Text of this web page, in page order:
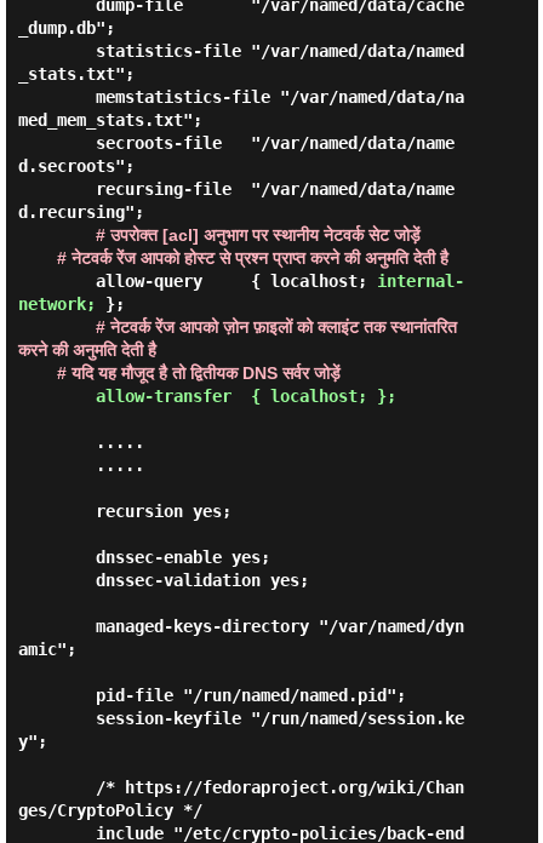
_dump.db";
_stats.txt";
med_mem_stats.txt";
d.secroots";
d.recursing";
# उपरोक्त [acl] अनुभाग पर स्थानीय नेटवर्क सेट जोड़ें
        # नेटवर्क रेंज आपको होस्ट से प्रश्न प्राप्त करने की अनुमति देती है
        allow-query     { localhost;
internal-
network; };
# नेटवर्क रेंज आपको ज़ोन फ़ाइलों को क्लाइंट तक स्थानांतरित
करने की अनुमति देती है
        # यदि यह मौजूद है तो द्वितीयक DNS सर्वर जोड़ें
allow-transfer  { localhost; };
amic";
y";
ges/CryptoPolicy */